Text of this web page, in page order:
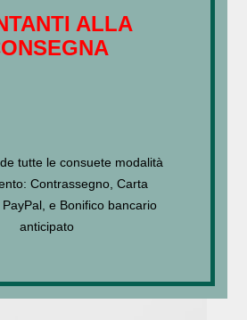
ALLA
tutte le consuete modalità
Contrassegno, Carta
e Bonifico bancario
anticipato